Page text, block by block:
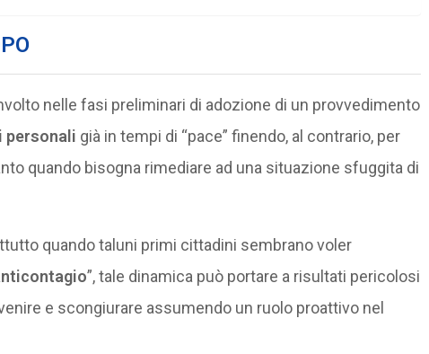
nelle fasi preliminari di adozione di un provvedimento
personali già in tempi di “pace” finendo, al contrario, per
quando bisogna rimediare ad una situazione sfuggita di
quando taluni primi cittadini sembrano voler
”, tale dinamica può portare a risultati pericolosi
e scongiurare assumendo un ruolo proattivo nel